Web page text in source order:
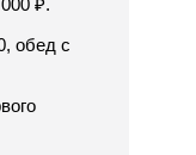
₽.
обед с